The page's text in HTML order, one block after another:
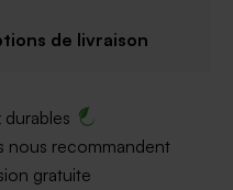
de livraison
durables
nous recommandent
gratuite